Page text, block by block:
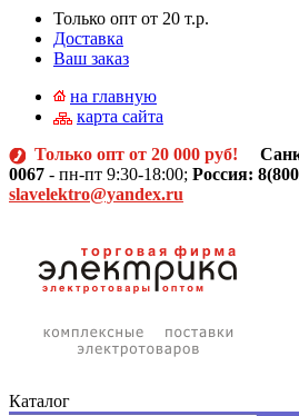
Только опт от 20 т.р.
Доставка
Ваш заказ
на главную
карта сайта
Только опт от 20 000 руб!
0067 - пн-пт 9:30-18:00; Россия:
slavelektro@yandex.ru
Каталог